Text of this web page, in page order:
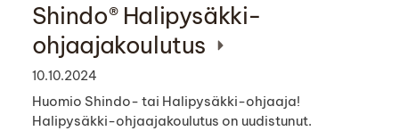
Shindo® Halipysäkki-
ohjaajakoulutus
10.10.2024
Huomio Shindo- tai Halipysäkki-ohjaaja!
Halipysäkki-ohjaajakoulutus on uudistunut.